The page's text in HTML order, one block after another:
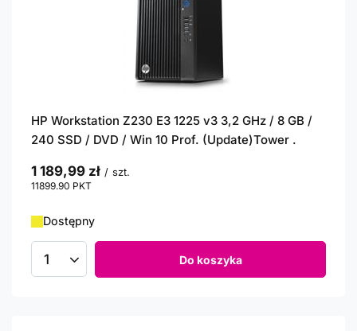
HP Workstation Z230 E3 1225 v3 3,2 GHz / 8 GB /
240 SSD / DVD / Win 10 Prof. (Update)Tower .
1 189,99 zł / szt.
11899.90 PKT
Dostępny
Ilość produktów Do koszyka